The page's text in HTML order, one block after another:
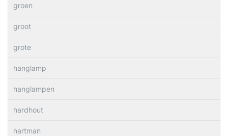
groen
groot
grote
hanglamp
hanglampen
hardhout
hartman